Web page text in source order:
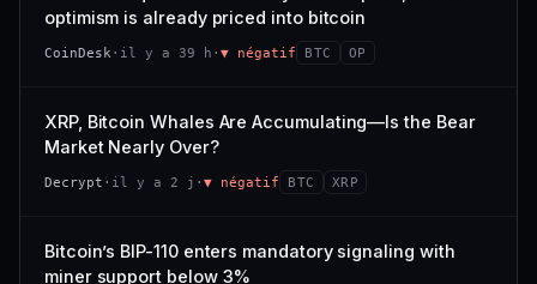
CONFIANCE
VAR. 7 J VAR. 30 J
CONFIANCE
momentum 24 h dégradé (+0,0 %), volume 24 h atone
(0,9 % de sa capitalisation échangés).
538 M$ 4,7 M$
−2,9 % −1,9 %
−50,0 % #93
optimism is already priced into bitcoin
CoinDesk · il y a 39 h · ▼ négatif BTC OP
XRP, Bitcoin Whales Are Accumulating—Is the Bear
Market Nearly Over?
Decrypt · il y a 2 j · ▼ négatif BTC XRP
Bitcoin’s BIP-110 enters mandatory signaling with
miner support below 3%